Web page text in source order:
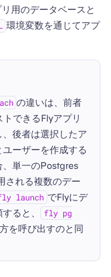
用のデータベースと
環境変数を通じてアプ
の違いは、前者
できるFlyアプリ
後者は選択したア
ーザーを作成する
、単一のPostgres
される複数のデー
launch でFlyにデ
ると、
fly pg
を呼び出すのと同